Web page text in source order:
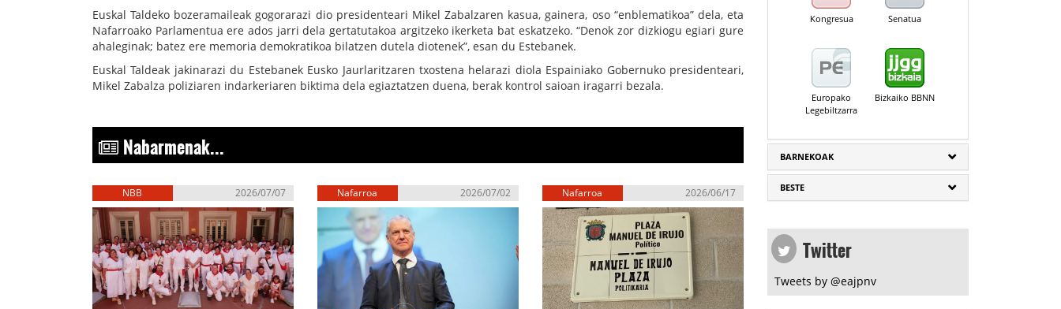
Euskal Taldeko bozeramaileak gogorarazi dio presidenteari Mikel Zabalzaren kasua, gainera, oso “enblematikoa” dela, eta
Nafarroako Parlamentua ere ados jarri dela gertatutakoa argitzeko ikerketa bat eskatzeko. “Denok zor dizkiogu egiari gure
ahaleginak; batez ere memoria demokratikoa bilatzen dutela diotenek”, esan du Estebanek.
Euskal Taldeak jakinarazi du Estebanek Eusko Jaurlaritzaren txostena helarazi diola Espainiako Gobernuko presidenteari,
Mikel Zabalza poliziaren indarkeriaren biktima dela egiaztatzen duena, berak kontrol saioan iragarri bezala.
Nabarmenak...
NBB 2026/07/07 Nafarroa 2026/07/02 Nafarroa 2026/06/17
Kongresua Senatua
Europako
Legebiltzarra
Bizkaiko BBNN
BARNEKOAK
BESTE
Twitter
Tweets by @eajpnv